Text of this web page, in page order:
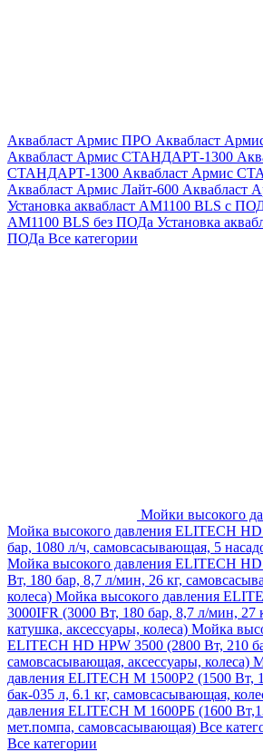
Аквабласт Армис ПРО Аквабласт
Аквабласт Армис СТАНДАРТ-1300
СТАНДАРТ-1300 Аквабласт Армис
Аквабласт Армис Лайт-600 Аквабласт
Установка аквабласт AM1100 BLS с
AM1100 BLS без ПОДа Установка
ПОДа Все категории
Мойки высокого
Мойка высокого давления ELITECH
бар, 1080 л/ч, самовсасывающая, 5
Мойка высокого давления ELITECH
Вт, 180 бар, 8,7 л/мин, 26 кг,
колеса) Мойка высокого давления
3000IFR (3000 Вт, 180 бар, 8,7 л/мин, 27
катушка, аксессуары, колеса) Мойка
ELITECH HD HPW 3500 (2800 Вт, 210
самовсасывающая, аксессуары, колеса)
давления ELITECH M 1500P2 (1500 Вт,
бак-035 л, 6.1 кг, самовсасывающая,
давления ELITECH М 1600РБ (1600
мет.помпа, самовсасывающая) Все
Все категории